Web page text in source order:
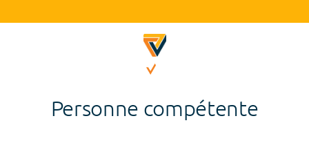
Personne compétente